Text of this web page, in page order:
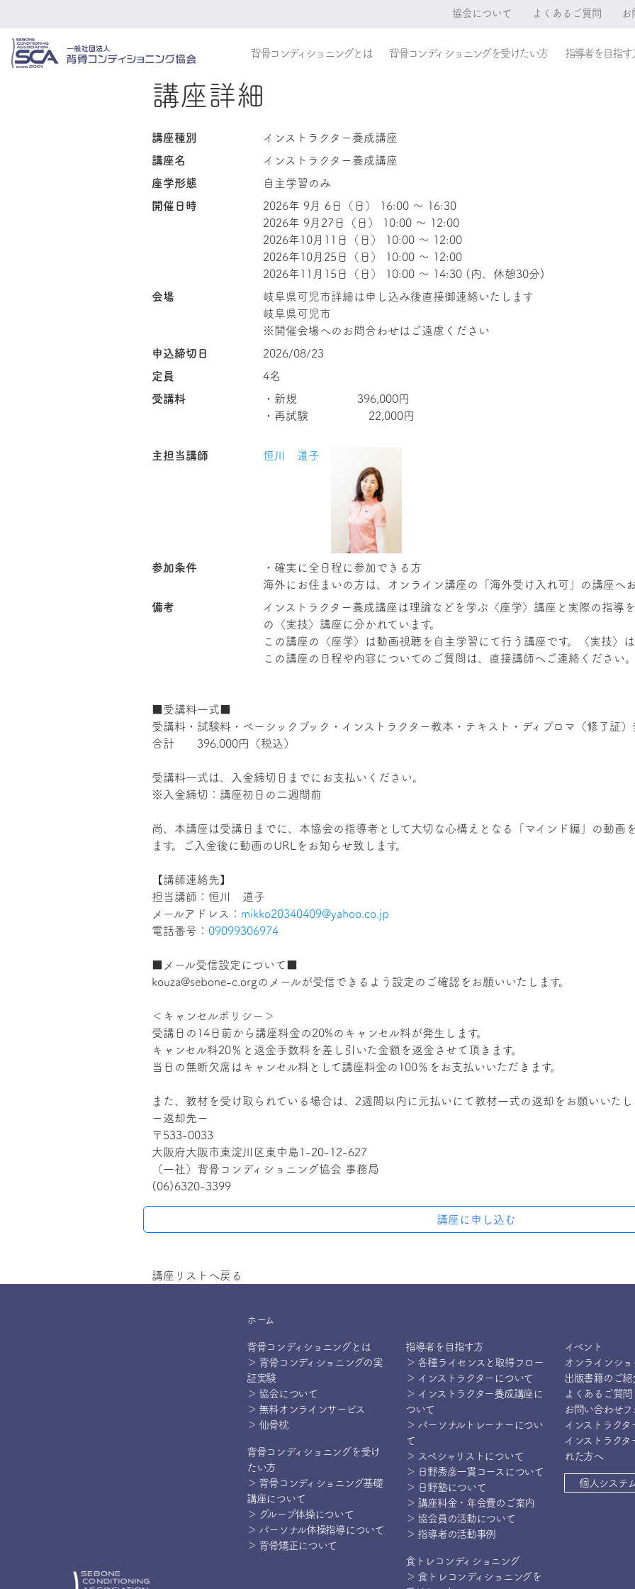
協会について よくあるご質問 お
背骨コンディショニングとは 背骨コンディショニングを受けたい方 指導者を目指す
講座詳細
講座種別
インストラクター養成講座
講座名
インストラクター養成講座
座学形態
自主学習のみ
開催日時
2026年 9月 6日（日） 16:00 〜 16:30
2026年 9月27日（日） 10:00 〜 12:00
2026年10月11日（日） 10:00 〜 12:00
2026年10月25日（日） 10:00 〜 12:00
2026年11月15日（日） 10:00 〜 14:30 (内、休憩30分)
会場
岐阜県可児市詳細は申し込み後直接御連絡いたします
岐阜県可児市
※開催会場へのお問合わせはご遠慮ください
申込締切日
2026/08/23
定員
4名
受講料
・新規 396,000円
・再試験 22,000円
主担当講師 恒川 道子
参加条件 ・確実に全日程に参加できる方
備考
インストラクター養成講座は理論などを学ぶ〈座学〉講座と実際の指導
の〈実技〉講座に分かれています。
この講座の〈座学〉は動画視聴を自主学習にて行う講座です。〈実技〉
この講座の日程や内容についてのご質問は、直接講師へご連絡ください
■受講料一式■
受講料・試験料・ベーシックブック・インストラクター教本・テキスト・ディプロマ（修了証
合計 396,000円（税込）
受講料一式は、入金締切日までにお支払いください。
※入金締切：講座初日の二週間前
尚、本講座は受講日までに、本協会の指導者として大切な心構えとなる「マインド編」の動画
ます。ご入金後に動画のURLをお知らせ致します。
【講師連絡先】
担当講師：恒川 道子
メールアドレス： mikko20340409@yahoo.co.jp
電話番号： 09099306974
■メール受信設定について■
kouza@sebone-c.orgのメールが受信できるよう設定のご確認をお願いいたします。
＜キャンセルポリシー＞
受講日の14日前から講座料金の20%のキャンセル料が発生します。
キャンセル料20％と返金手数料を差し引いた金額を返金させて頂きます。
当日の無断欠席はキャンセル料として講座料金の100％をお支払いいただきます。
また、教材を受け取られている場合は、2週間以内に元払いにて教材一式の返却をお願いいたし
ー返却先ー
〒533-0033
大阪府大阪市東淀川区東中島1-20-12-627
（一社）背骨コンディショニング協会 事務局
講座に申し込む
講座リストへ戻る
ホーム
背骨コンディショニングとは
＞ 背骨コンディショニングの実
証実験
＞ 協会について
＞ 無料オンラインサービス
＞ 仙骨枕
背骨コンディショニングを受け
たい方
＞ 背骨コンディショニング基礎
講座について
＞ グループ体操について
＞ パーソナル体操指導について
＞ 背骨矯正について
指導者を目指す方
＞ 各種ライセンスと取得フロー
＞ インストラクターについて
＞ インストラクター養成講座に
ついて
＞ パーソナルトレーナーについ
て
＞ スペシャリストについて
＞ 日野秀彦一貫コースについて
＞ 日野塾について
＞ 講座料金・年会費のご案内
＞ 協会員の活動について
＞ 指導者の活動事例
食トレコンディショニング
＞ 食トレコンディショニングを
イベント
オンラインショ
出版書籍のご紹
よくあるご質問
お問い合わせフ
インストラク
インストラク
れた方へ
個人システ